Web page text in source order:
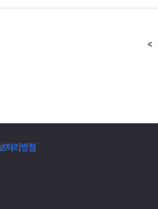
처리방침